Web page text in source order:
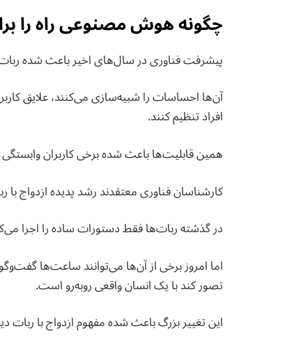
چگونه هوش مصنوعی راه را
پیشرفت فناوری در سال‌های اخیر باعث شده
آن‌ها احساسات را شبیه‌سازی می‌کنند، علایق
افراد تنظیم کنند.
همین قابلیت‌ها باعث شده برخی کاربران
کارشناسان فناوری معتقدند رشد پدیده
در گذشته ربات‌ها فقط دستورات ساده را اجرا
اما امروز برخی از آن‌ها می‌توانند ساعت‌ها
تصور کند با یک انسان واقعی روبه‌رو است.
این تغییر بزرگ باعث شده مفهوم ازدواج با ربات